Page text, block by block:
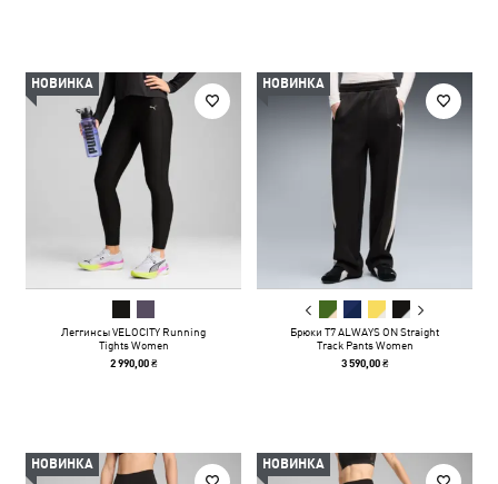
НОВИНКА
Леггинсы VELOCITY Running
Tights Women
2 990,00 ₴
НОВИНКА
Брюки T7 ALWAYS ON Straight
Track Pants Women
3 590,00 ₴
НОВИНКА НОВИНКА